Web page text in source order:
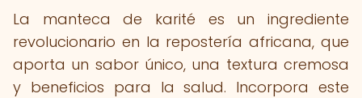
La manteca de karité es un ingrediente
revolucionario en la repostería africana, que
aporta un sabor único, una textura cremosa
y beneficios para la salud. Incorpora este